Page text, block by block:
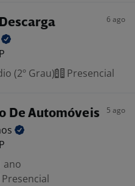
6 ago
(2º Grau) Presencial
De Automóveis 5 ago
ano
Presencial